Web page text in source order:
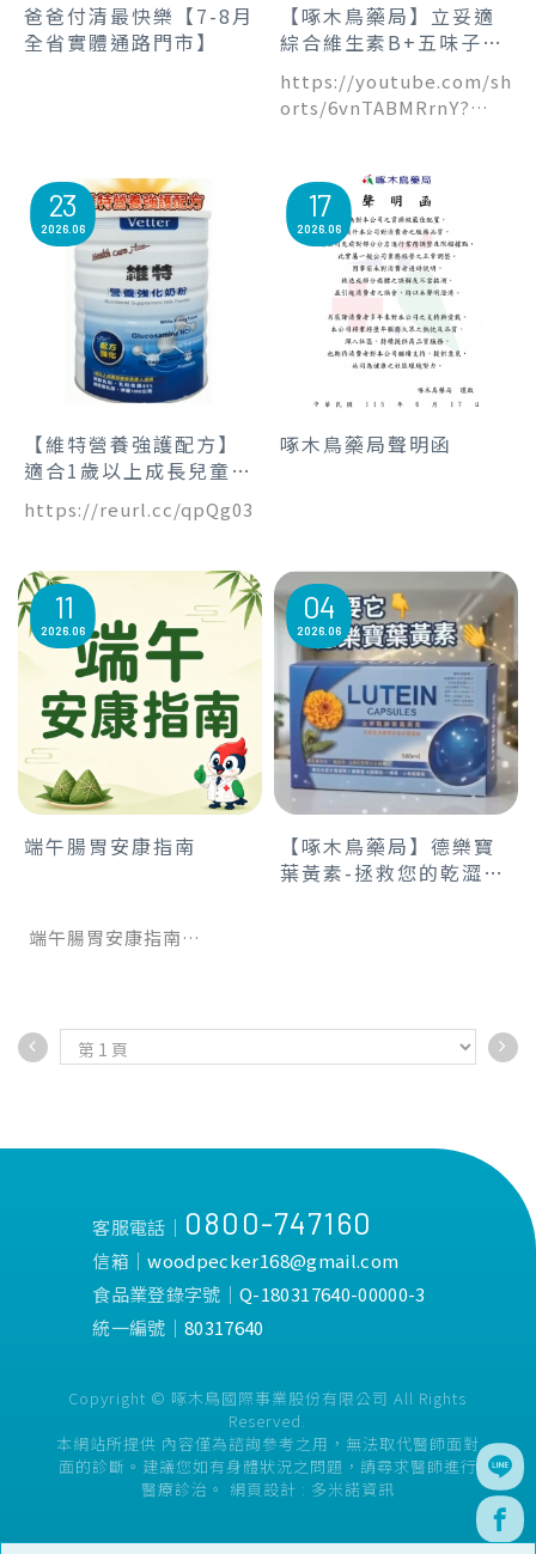
爸爸付清最快樂【7-8月
全省實體通路門市】
【啄木鳥藥局】立妥適
綜合維生素B+五味子錠
營養補給 增強體力
https://youtube.com/sh
orts/6vnTABMRrnY?
23
06
2026
【維特營養強護配方】
適合1歲以上成長兒童及
全家人適用
https://reurl.cc/qpQg03
17
06
2026
啄木鳥藥局聲明函
11
06
2026
端午腸胃安康指南
端午腸胃安康指南
味，若不小心攝取過多可是
會對身體造成額外負擔。
幾招，讓民眾可以顧腸保胃
【順暢三部曲】
1.補充消化酵素
有效幫助分解糯米與油脂，
讓腸胃不卡卡。
調節腸胃機能、平衡腸道菌
相，對付脹氣與消化不良。
3.多攝取膳食纖維
含有膳食纖維與酵素的蔬
04
06
2026
【啄木鳥藥局】德樂寶
葉黃素-拯救您的乾澀疲
客服電話│ 0800-747160
信箱│woodpecker168@gmail.com
食品業登錄字號│Q-180317640-00000-3
統一編號│80317640
Copyright © 啄木鳥國際事業股份有限公司 All Rights
Reserved.
本網站所提供 內容僅為諮詢參考之用，無法取代醫師面對
面的診斷。建議您如有身體狀況之問題，請尋求醫師進行
醫療診治。 網頁設計 : 多米諾資訊